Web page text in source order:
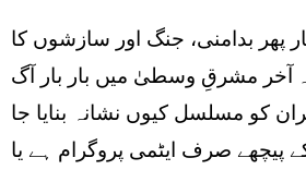
بدامنی، جنگ اور سازشوں کا
آخر مشرقِ وسطیٰ میں بار بار آگ
کو مسلسل کیوں نشانہ بنایا جا
پیچھے صرف ایٹمی پروگرام ہے یا
gaya?